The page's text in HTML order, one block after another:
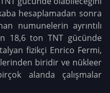
hesaplamadan sonra
numunelerin ayrıntılı
18,6 ton TNT gücünde
fizikçi Enrico Fermi,
biridir ve nükleer
alanda çalışmalar